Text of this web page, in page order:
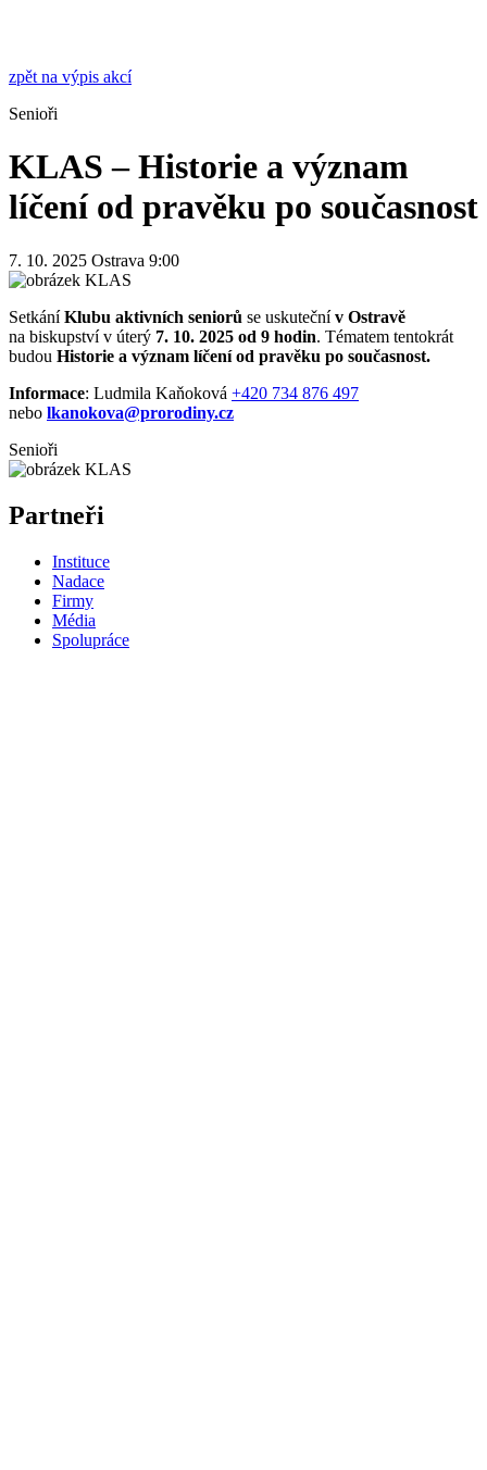
zpět na výpis akcí
Senioři
KLAS – Historie a význam
líčení od pravěku po současnost
7. 10. 2025 Ostrava 9:00
SetkáníKlubu aktivních seniorů se uskutečnív Ostravě
na biskupství v úterý 7. 10. 2025 od 9 hodin. Tématem tentokrát
budou Historie a význam líčení od pravěku po současnost.
Informace: Ludmila Kaňoková +420 734 876 497
nebo lkanokova@prorodiny.cz
Senioři
Partneři
Instituce
Nadace
Firmy
Média
Spolupráce